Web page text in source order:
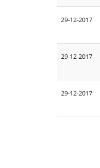
29-12-2017
29-12-2017
29-12-2017